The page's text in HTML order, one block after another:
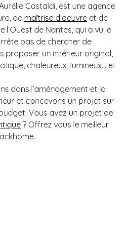
Castaldi, est une agence
de maîtrise d’oeuvre et de
l’Ouest de Nantes, qui a vu le
pas de chercher de
proposer un intérieur original,
chaleureux, lumineux… et
dans l’aménagement et la
et concevons un projet sur-
Vous avez un projet de
? Offrez vous le meilleur